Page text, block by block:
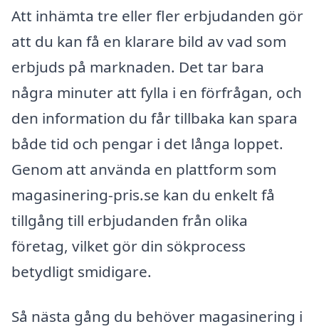
Att inhämta tre eller fler erbjudanden gör
att du kan få en klarare bild av vad som
erbjuds på marknaden. Det tar bara
några minuter att fylla i en förfrågan, och
den information du får tillbaka kan spara
både tid och pengar i det långa loppet.
Genom att använda en plattform som
magasinering-pris.se kan du enkelt få
tillgång till erbjudanden från olika
företag, vilket gör din sökprocess
betydligt smidigare.
Så nästa gång du behöver magasinering i